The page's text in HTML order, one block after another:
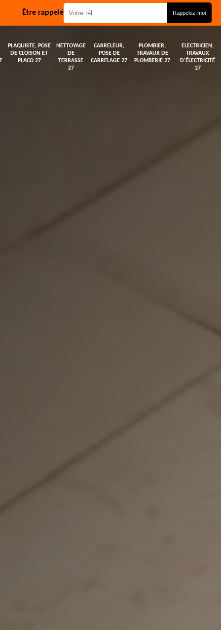
Être rappelé
PLAQUISTE, POSE
DE CLOISON ET
PLACO 27
NETTOYAGE
DE
TERRASSE
27
CARRELEUR,
POSE DE
CARRELAGE 27
PLOMBIER,
TRAVAUX DE
PLOMBERIE 27
ELECTRICIEN,
TRAVAUX
D'ÉLECTRICITÉ
27